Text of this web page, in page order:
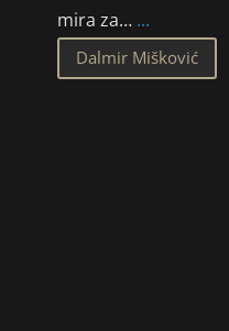
mira za… ...
Dalmir Mišković